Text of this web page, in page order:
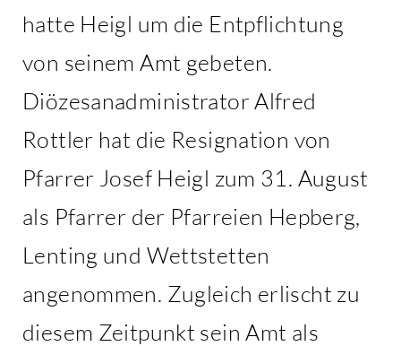
hatte Heigl um die Entpflichtung
von seinem Amt gebeten.
Diözesanadministrator Alfred
Rottler hat die Resignation von
Pfarrer Josef Heigl zum 31. August
als Pfarrer der Pfarreien Hepberg,
Lenting und Wettstetten
angenommen. Zugleich erlischt zu
diesem Zeitpunkt sein Amt als